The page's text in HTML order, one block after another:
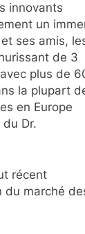
innovants
un
ses amis,
de 3
plus de
la plupart
en Europe
Dr.
récent
du marché